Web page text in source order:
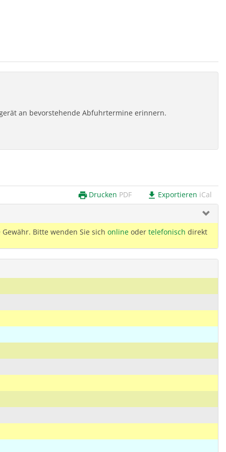
an bevorstehende Abfuhrtermine erinnern.
print Drucken PDF download Exportieren iCal
Bitte wenden Sie sich onlineoder telefonisch direkt